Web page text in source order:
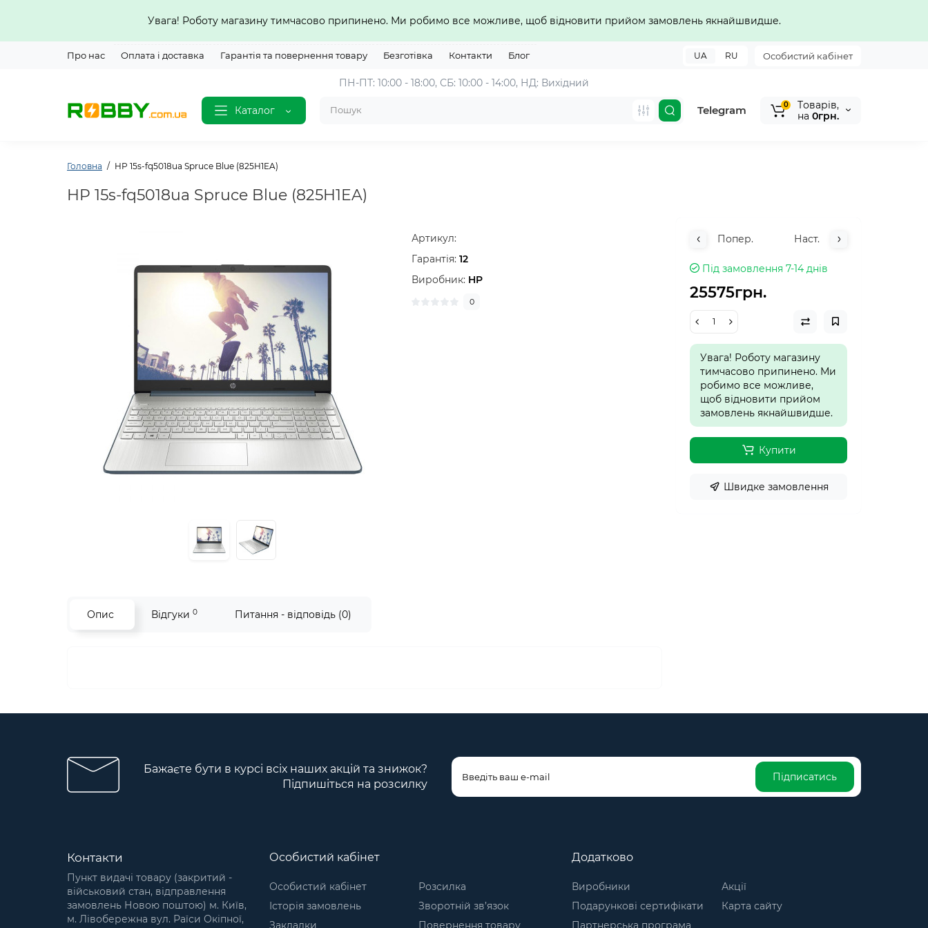
Увага! Роботу магазину тимчасово припинено. Ми робимо все можливе, щоб відновити прийом замовлень якнайшвидше.
Про нас Оплата і доставка Гарантія та повернення товару Безготівка Контакти Блог Особистий кабінет
UA RU
Каталог
ПН-ПТ: 10:00 - 18:00, СБ: 10:00 - 14:00, НД: Вихідний
Telegram 0
Tоварів,
на 0грн.
Головна HP 15s-fq5018ua Spruce Blue (825H1EA)
HP 15s-fq5018ua Spruce Blue (825H1EA)
Артикул:
Гарантія: 12
Виробник: HP
0
Попер. Наст.
Під замовлення 7-14 днів
25575грн.
Увага! Роботу магазину
тимчасово припинено. Ми
робимо все можливе,
щоб відновити прийом
замовлень якнайшвидше.
Купити
Швидке замовлення
Опис Відгуки 0 Питання - відповідь (0)
Бажаєте бути в курсі всіх наших акцій та знижок?
Підпишіться на розсилку
Підписатись
Контакти
Пункт видачі товару (закритий -
військовий стан, відправлення
замовлень Новою поштою) м. Київ,
м. Лівобережна вул. Раїси Окіпної,
Особистий кабінет
Особистий кабінет
Історія замовлень
Закладки
Розсилка
Зворотній зв’язок
Повернення товару
Додатково
Виробники
Подарункові сертифікати
Партнерська програма
Акції
Карта сайту